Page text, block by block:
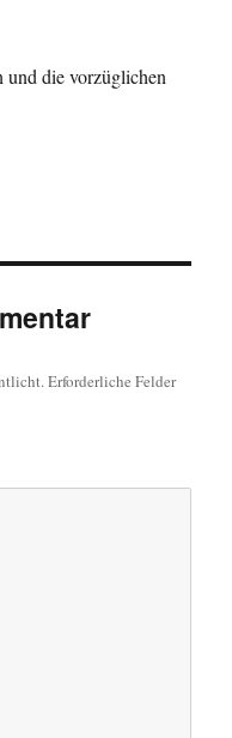
die vorzüglichen
Erforderliche Felder